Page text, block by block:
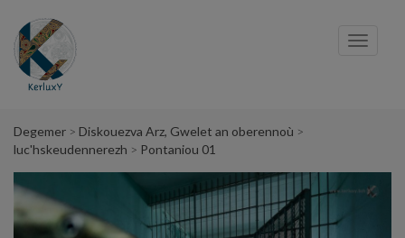
Degemer
Diskouezva Arz, Gwelet an oberennoù
luc'hskeudennerezh
Pontaniou 01